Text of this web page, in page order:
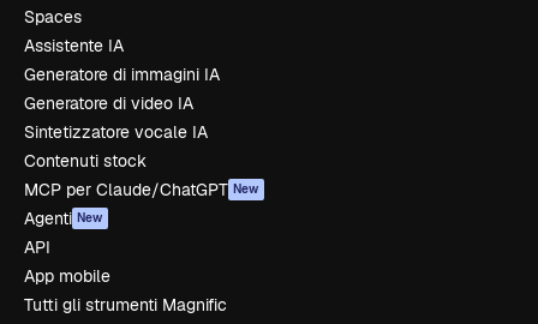
Spaces
Assistente IA
Generatore di immagini IA
Generatore di video IA
Sintetizzatore vocale IA
Contenuti stock
MCP per Claude/ChatGPT New
Agenti New
API
App mobile
Tutti gli strumenti Magnific